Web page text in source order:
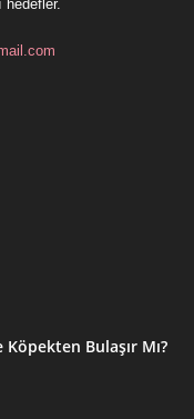
Bulaşır Mı?